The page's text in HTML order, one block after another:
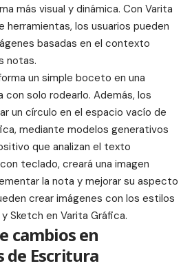
más visual y dinámica. Con Varita
herramientas, los usuarios pueden
basadas en el contexto
notas.
un simple boceto en una
con solo rodearlo. Además, los
un círculo en el espacio vacío de
mediante modelos generativos
que analizan el texto
teclado, creará una imagen
la nota y mejorar su aspecto
crear imágenes con los estilos
Sketch en Varita Gráfica.
cambios en
de Escritura